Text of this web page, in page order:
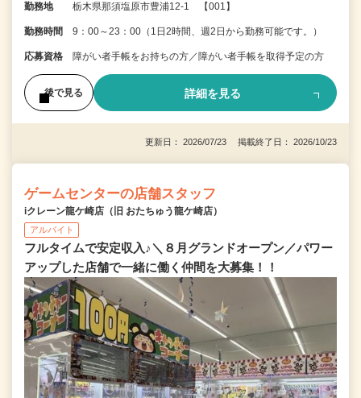
勤務地 栃木県那須塩原市豊浦12-1 【001】
勤務時間 9：00～23：00（1日2時間、週2日から勤務可能です。）
応募資格 障がい者手帳をお持ちの方／障がい者手帳を取得予定の方
後で見る 詳細を見る
更新日： 2026/07/23 掲載終了日： 2026/10/23
ゲームセンターの店舗スタッフ
iクレーン龍ケ崎店（旧 おたちゅう龍ケ崎店）
アルバイト
フルタイムで安定収入♪＼８月グランドオープン／パワー
アップした店舗で一緒に働く仲間を大募集！！